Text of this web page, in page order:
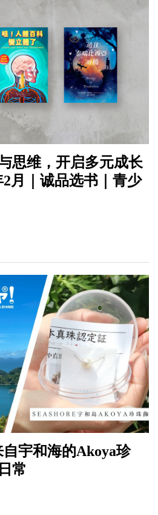
思维，开启多元成长
月｜诚品选书｜青少
宇和海的Akoya珍
常